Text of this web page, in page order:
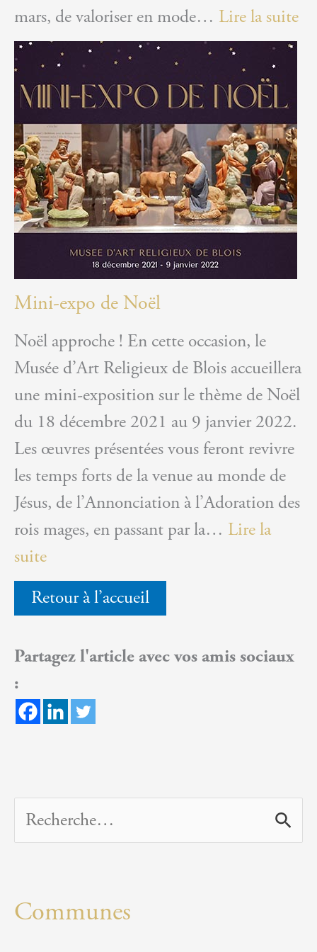
mars, de valoriser en mode… Lire la suite:
Mini-expo de Noël
Noël approche ! En cette occasion, le
Musée d’Art Religieux de Blois accueillera
une mini-exposition sur le thème de Noël
du 18 décembre 2021 au 9 janvier 2022.
Les œuvres présentées vous feront revivre
les temps forts de la venue au monde de
Jésus, de l’Annonciation à l’Adoration des
rois mages, en passant par la… Lire la
suite:
Mini-
expo
Noël
Retour à l’accueil
Partagez l'article avec vos amis sociaux
:
e
h
Communes